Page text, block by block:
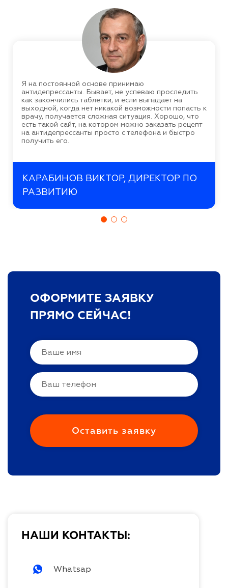
Я на постоянной основе принимаю
антидепрессанты. Бывает, не успеваю проследить
как закончились таблетки, и если выпадает на
выходной, когда нет никакой возможности попасть к
врачу, получается сложная ситуация. Хорошо, что
есть такой сайт, на котором можно заказать рецепт
на антидепрессанты просто с телефона и быстро
получить его.
КАРАБИНОВ ВИКТОР, ДИРЕКТОР ПО
РАЗВИТИЮ
ОФОРМИТЕ ЗАЯВКУ
ПРЯМО СЕЙЧАС!
НАШИ КОНТАКТЫ:
Whatsap